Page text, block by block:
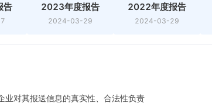
告 2023年度报告
2024-03-29
2022年度报告
2024-03-29
业对其报送信息的真实性、合法性负责